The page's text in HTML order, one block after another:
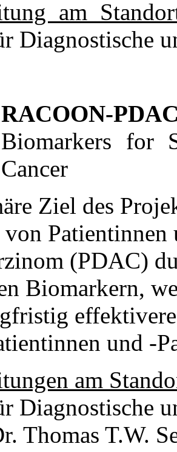
am
Diagnostische
RACOON-
Biomarkers for
Cancer
Ziel des
von
(PDAC)
Biomarkern,
und -
am
Diagnostische
Thomas T.W.